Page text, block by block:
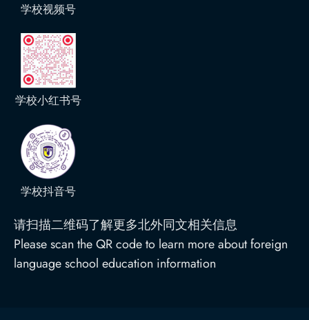
学校视频号
学校小红书号
学校抖音号
请扫描二维码了解更多北外同文相关信息
Please scan the QR code to learn more about foreign
language school education information